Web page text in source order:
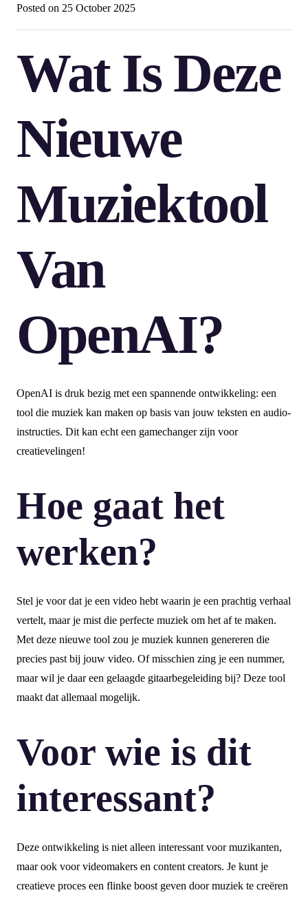
Posted on 25 October 2025
Wat Is Deze
Nieuwe
Muziektool
Van
OpenAI?
OpenAI is druk bezig met een spannende ontwikkeling: een
tool die muziek kan maken op basis van jouw teksten en audio-
instructies. Dit kan echt een gamechanger zijn voor
creatievelingen!
Hoe gaat het
werken?
Stel je voor dat je een video hebt waarin je een prachtig verhaal
vertelt, maar je mist die perfecte muziek om het af te maken.
Met deze nieuwe tool zou je muziek kunnen genereren die
precies past bij jouw video. Of misschien zing je een nummer,
maar wil je daar een gelaagde gitaarbegeleiding bij? Deze tool
maakt dat allemaal mogelijk.
Voor wie is dit
interessant?
Deze ontwikkeling is niet alleen interessant voor muzikanten,
maar ook voor videomakers en content creators. Je kunt je
creatieve proces een flinke boost geven door muziek te creëren